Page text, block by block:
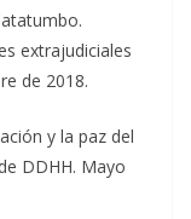
extrajudiciales
de 2018.
y la paz del
DDHH. Mayo